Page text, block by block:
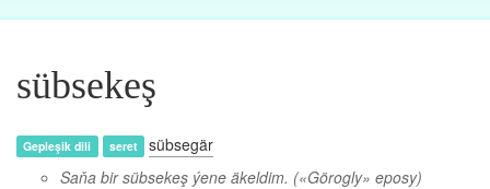
sübsekeş
Gepleşik dili seret
sübsegär
Saňa bir sübsekeş ýene äkeldim. («Görogly» eposy)